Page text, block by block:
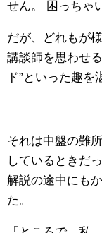
せん。 困っちゃ
だが、どれもが
講談師を思わせ
ド”といった趣を
それは中盤の難
しているときだっ
解説の途中にも
た。